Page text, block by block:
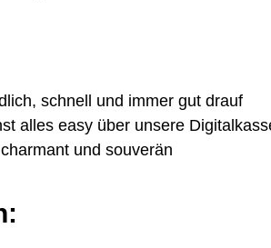
schnell und immer gut drauf
alles easy über unsere
und souverän